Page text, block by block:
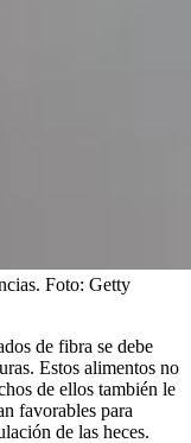
Foto: Getty
de fibra se debe
Estos alimentos no
de ellos también le
favorables para
de las heces.